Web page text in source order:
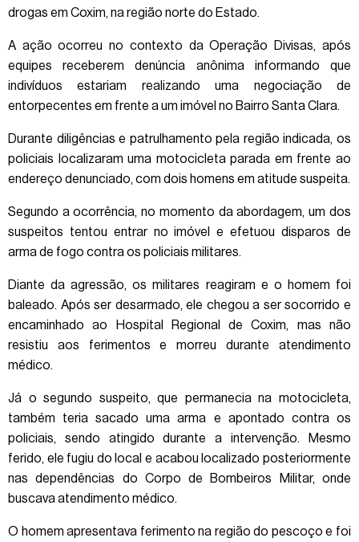
drogas em Coxim, na região norte do Estado.
A ação ocorreu no contexto da Operação Divisas, após
equipes receberem denúncia anônima informando que
indivíduos estariam realizando uma negociação de
entorpecentes em frente a um imóvel no Bairro Santa Clara.
Durante diligências e patrulhamento pela região indicada, os
policiais localizaram uma motocicleta parada em frente ao
endereço denunciado, com dois homens em atitude suspeita.
Segundo a ocorrência, no momento da abordagem, um dos
suspeitos tentou entrar no imóvel e efetuou disparos de
arma de fogo contra os policiais militares.
Diante da agressão, os militares reagiram e o homem foi
baleado. Após ser desarmado, ele chegou a ser socorrido e
encaminhado ao Hospital Regional de Coxim, mas não
resistiu aos ferimentos e morreu durante atendimento
médico.
Já o segundo suspeito, que permanecia na motocicleta,
também teria sacado uma arma e apontado contra os
policiais, sendo atingido durante a intervenção. Mesmo
ferido, ele fugiu do local e acabou localizado posteriormente
nas dependências do Corpo de Bombeiros Militar, onde
buscava atendimento médico.
O homem apresentava ferimento na região do pescoço e foi